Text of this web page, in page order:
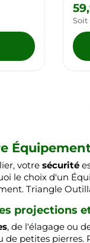
Soit
votre sécurité
le choix d'un
Triangle
projections
, de l'élagage ou
de petites pierres.